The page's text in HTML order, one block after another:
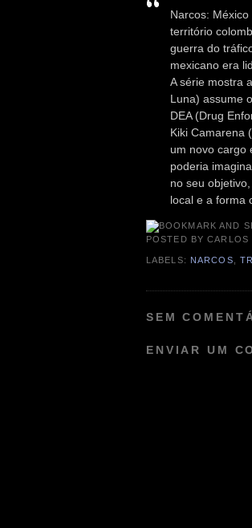
Narcos:
território
guerra do
mexicano era
A série mostra
Luna) assume
DEA (Drug
Kiki Camarena
um novo cargo
poderia
no seu
local e a forma
POSTED BYCARLOS
LABELS: NARCOS
SEM
ENVIAR UM